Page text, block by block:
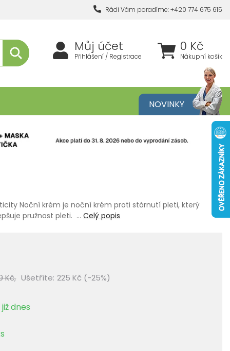
Rádi Vám poradíme: +420 774 675 615
0 Kč
Nákupní košík
Můj účet
Přihlášení / Registrace
NOVINKY
Noční krém je noční krém proti stárnutí pleti, který
pružnost pleti. …Celý popis
Kč, Ušetříte: 225 Kč (-25%)
dnes